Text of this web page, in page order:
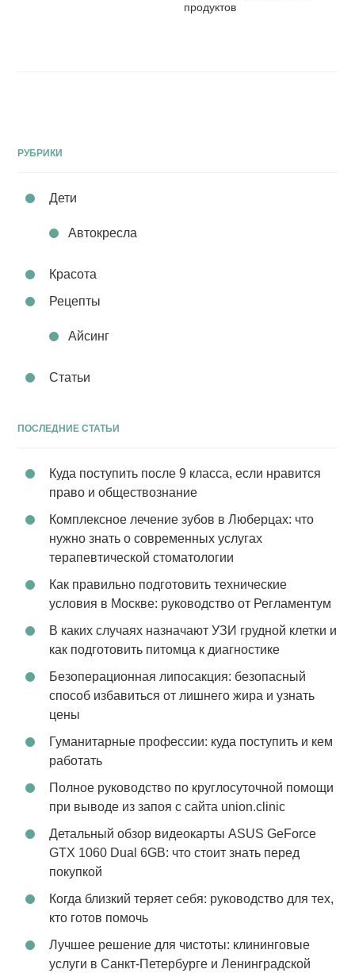
продуктов
РУБРИКИ
Дети
Автокресла
Красота
Рецепты
Айсинг
Статьи
ПОСЛЕДНИЕ СТАТЬИ
Куда поступить после 9 класса, если нравится
право и обществознание
Комплексное лечение зубов в Люберцах: что
нужно знать о современных услугах
терапевтической стоматологии
Как правильно подготовить технические
условия в Москве: руководство от Регламентум
В каких случаях назначают УЗИ грудной клетки и
как подготовить питомца к диагностике
Безоперационная липосакция: безопасный
способ избавиться от лишнего жира и узнать
цены
Гуманитарные профессии: куда поступить и кем
работать
Полное руководство по круглосуточной помощи
при выводе из запоя с сайта union.clinic
Детальный обзор видеокарты ASUS GeForce
GTX 1060 Dual 6GB: что стоит знать перед
покупкой
Когда близкий теряет себя: руководство для тех,
кто готов помочь
Лучшее решение для чистоты: клининговые
услуги в Санкт-Петербурге и Ленинградской